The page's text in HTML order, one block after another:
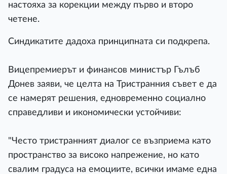
настояха за корекции между първо и второ
четене.
Синдикатите дадоха принципната си подкрепа.
Вицепремиерът и финансов министър Гълъб
Донев заяви, че целта на Тристранния съвет е да
се намерят решения, едновременно социално
справедливи и икономически устойчиви:
"Често тристранният диалог се възприема като
пространство за високо напрежение, но като
свалим градуса на емоциите, всички имаме една